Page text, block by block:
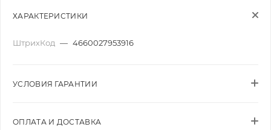
ХАРАКТЕРИСТИКИ
ШтрихКод — 4660027953916
УСЛОВИЯ ГАРАНТИИ
ОПЛАТА И ДОСТАВКА